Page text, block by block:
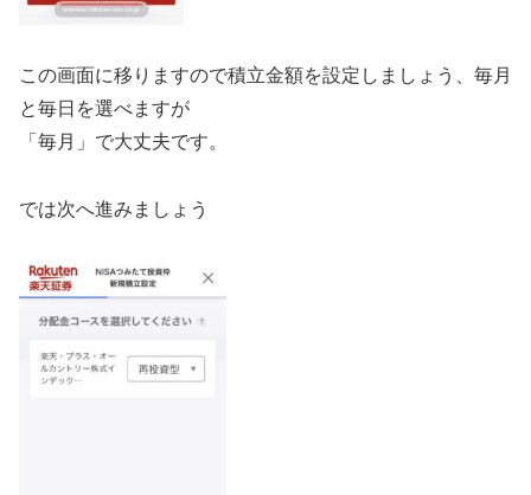
この画面に移りますので積立金額を設定しましょう、毎月
と毎日を選べますが
「毎月」で大丈夫です。
では次へ進みましょう